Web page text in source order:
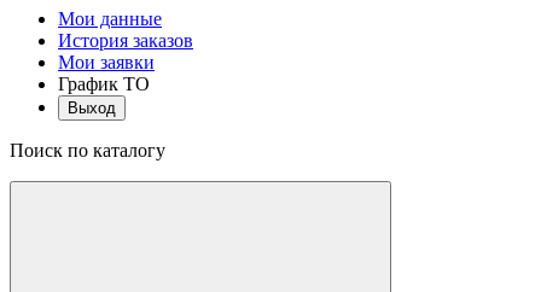
Мои данные
История заказов
Мои заявки
График ТО
Выход
Поиск по каталогу